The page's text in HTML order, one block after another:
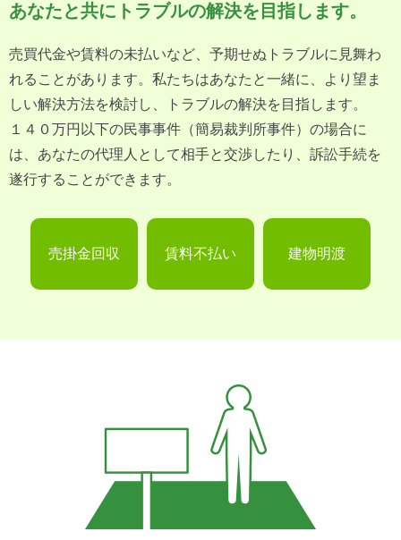
あなたと共にトラブルの解決を目指します。
売買代金や賃料の未払いなど、予期せぬトラブルに見舞わ
れることがあります。私たちはあなたと一緒に、より望ま
しい解決方法を検討し、トラブルの解決を目指します。
１４０万円以下の民事事件（簡易裁判所事件）の場合に
は、あなたの代理人として相手と交渉したり、訴訟手続を
遂行することができます。
売掛金回収 賃料不払い 建物明渡